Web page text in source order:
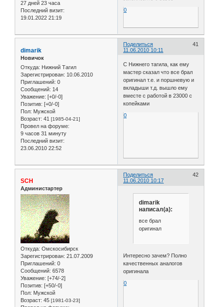
27 дней 23 часа
Последний визит:
19.01.2022 21:19
0
Поделиться
41
11.06.2010 10:11
dimarik
Новичок
Откуда: Нижний Тагил
Зарегистрирован: 10.06.2010
Приглашений: 0
Сообщений: 14
Уважение: [+0/-0]
Позитив: [+0/-0]
Пол: Мужской
Возраст: 41 [1985-04-21]
Провел на форуме:
9 часов 31 минуту
Последний визит:
23.06.2010 22:52
С Нижнего тагила, как ему
мастер сказал что все брал
оригинал т.е. и поршневую и
вкладыши т.д. вышло ему
вместе с работой в 23000 с
копейками
0
Поделиться
42
11.06.2010 10:17
SCH
Администартер
Откуда: Омскосибирск
Зарегистрирован: 21.07.2009
Приглашений: 0
Сообщений: 6578
Уважение: [+74/-2]
Позитив: [+50/-0]
Пол: Мужской
Возраст: 45 [1981-03-23]
dimarik
написал(а):
все брал
оригинал
Интересно зачем? Полно
качественных аналогов
оригинала
0